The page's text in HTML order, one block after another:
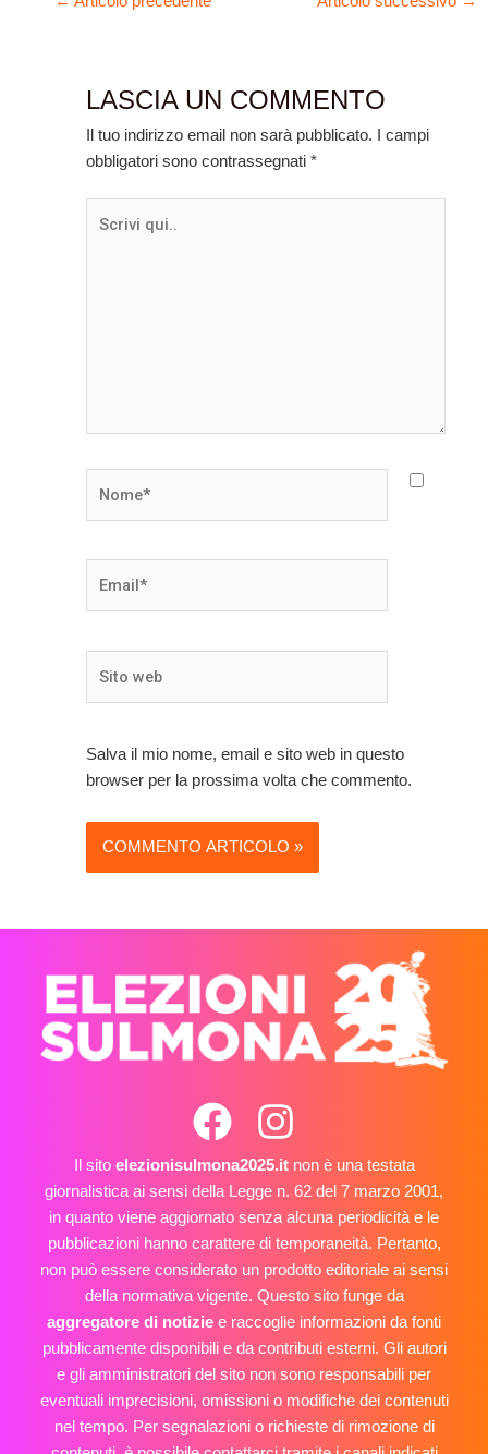
LASCIA UN COMMENTO
Il tuo indirizzo email non sarà pubblicato.
I campi
obbligatori sono contrassegnati*
Salva il mio nome, email e sito web in questo
browser per la prossima volta che commento.
Il sito elezionisulmona2025.itnon è una testata
giornalistica ai sensi della Legge n. 62 del 7 marzo 2001,
in quanto viene aggiornato senza alcuna periodicità e le
pubblicazioni hanno carattere di temporaneità. Pertanto,
non può essere considerato un prodotto editoriale ai sensi
della normativa vigente. Questo sito funge da
aggregatore di notizie e raccoglie informazioni da fonti
pubblicamente disponibili e da contributi esterni. Gli autori
e gli amministratori del sito non sono responsabili per
eventuali imprecisioni, omissioni o modifiche dei contenuti
nel tempo. Per segnalazioni o richieste di rimozione di